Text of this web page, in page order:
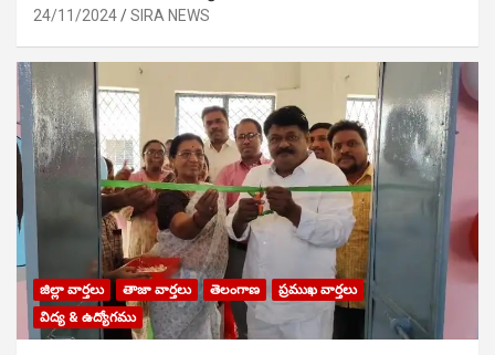
24/11/2024 SIRA NEWS
జిల్లా వార్తలు తాజా వార్తలు తెలంగాణ
ప్రముఖ వార్తలు
విద్య & ఉద్యోగము